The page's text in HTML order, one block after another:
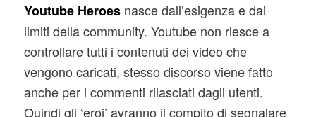
Youtube Heroesnasce dall’esigenza e dai
limiti della community. Youtube non riesce a
controllare tutti i contenuti dei video che
vengono caricati, stesso discorso viene fatto
anche per i commenti rilasciati dagli utenti.
Quindi gli ‘eroi’ avranno il compito di segnalare